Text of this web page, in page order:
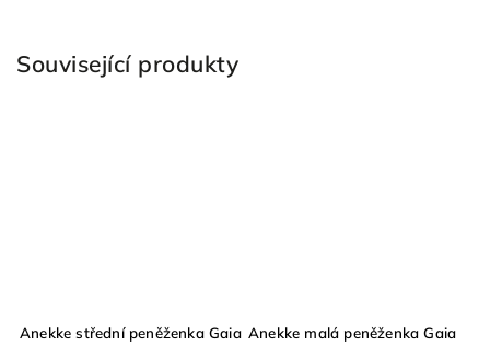
Související produkty
Anekke střední peněženka Gaia Anekke malá peněženka Gaia